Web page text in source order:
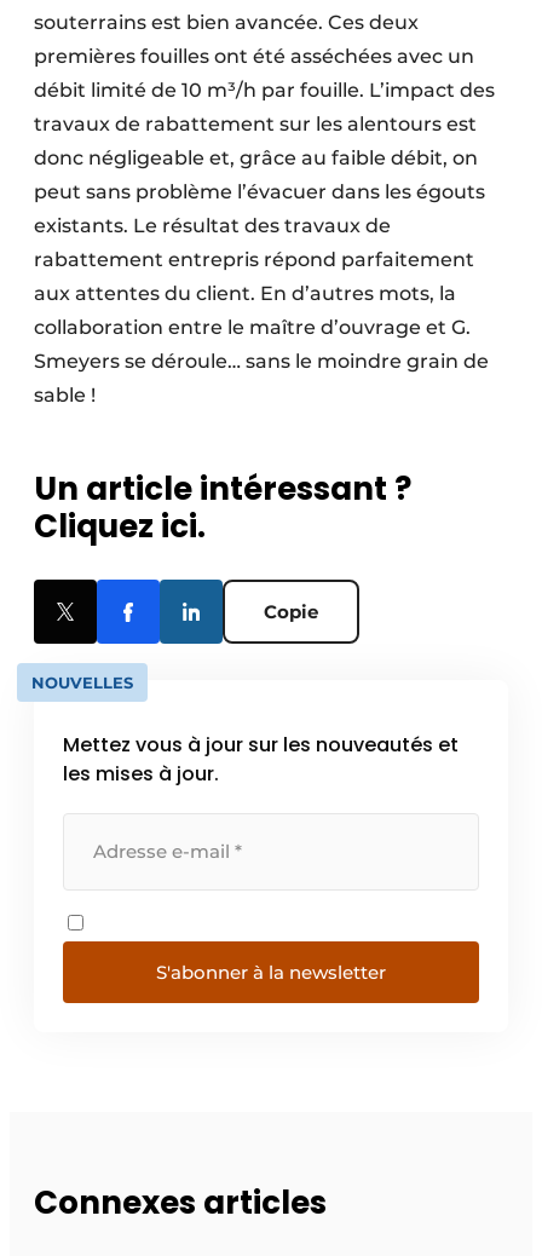
souterrains est bien avancée. Ces deux
premières fouilles ont été asséchées avec un
débit limité de 10 m³/h par fouille. L’impact des
travaux de rabattement sur les alentours est
donc négligeable et, grâce au faible débit, on
peut sans problème l’évacuer dans les égouts
existants. Le résultat des travaux de
rabattement entrepris répond parfaitement
aux attentes du client. En d’autres mots, la
collaboration entre le maître d’ouvrage et G.
Smeyers se déroule… sans le moindre grain de
sable !
Un article intéressant ?
Cliquez ici.
Copie
NOUVELLES
Mettez vous à jour sur les nouveautés et
les mises à jour.
S'abonner à la newsletter
Connexes articles